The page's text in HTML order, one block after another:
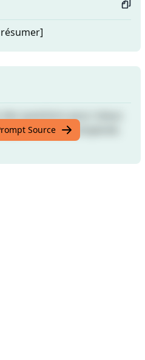
en toute simplicité.
Source